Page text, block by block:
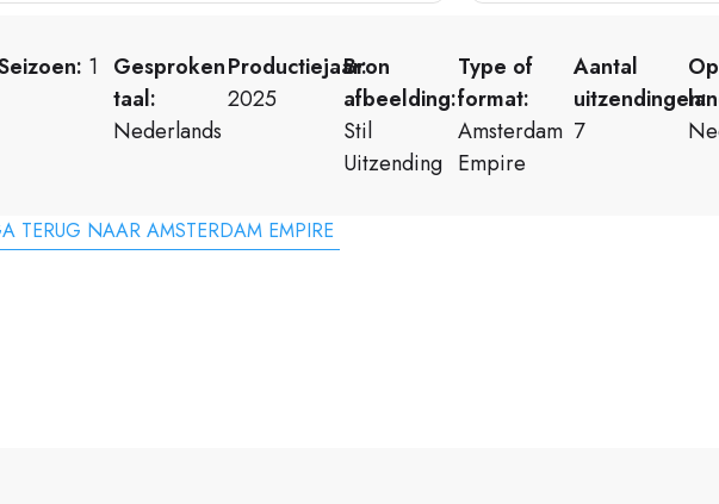
1 Gesproken
taal:
Nederlands
Productiejaar:
2025
Bron
afbeelding:
Stil
Uitzending
Type of
format:
Amsterdam
Empire
Aantal
uitzendingen:
7
TERUG NAAR AMSTERDAM EMPIRE